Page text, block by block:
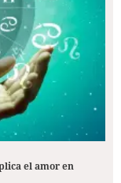
el amor en